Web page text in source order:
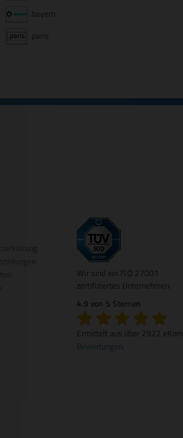
.bayern
.paris
Wir sind ein ISO 27001
zertifiziertes Unternehmen.
4.9 von 5 Sternen
Ermittelt aus über 2922 eKomi-
Bewertungen